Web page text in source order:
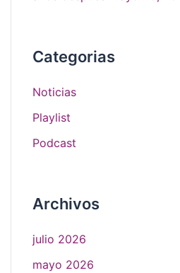
Categorias
Noticias
Playlist
Podcast
Archivos
julio 2026
mayo 2026